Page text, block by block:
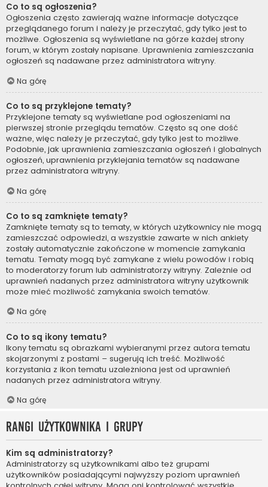
Co to są ogłoszenia?
Ogłoszenia często zawierają ważne informacje dotyczące
przeglądanego forum i należy je przeczytać, gdy tylko jest to
możliwe. Ogłoszenia są wyświetlane na górze każdej strony
forum, w którym zostały napisane. Uprawnienia zamieszczania
ogłoszeń są nadawane przez administratora witryny.
Na górę
Co to są przyklejone tematy?
Przyklejone tematy są wyświetlane pod ogłoszeniami na
pierwszej stronie przeglądu tematów. Często są one dość
ważne, więc należy je przeczytać, gdy tylko jest to możliwe.
Podobnie, jak uprawnienia zamieszczania ogłoszeń i globalnych
ogłoszeń, uprawnienia przyklejania tematów są nadawane
przez administratora witryny.
Na górę
Co to są zamknięte tematy?
Zamknięte tematy są to tematy, w których użytkownicy nie mogą
zamieszczać odpowiedzi, a wszystkie zawarte w nich ankiety
zostały automatycznie zakończone w momencie zamykania
tematu. Tematy mogą być zamykane z wielu powodów i robią
to moderatorzy forum lub administratorzy witryny. Zależnie od
uprawnień nadanych przez administratora witryny użytkownik
może mieć możliwość zamykania swoich tematów.
Na górę
Co to są ikony tematu?
Ikony tematu są obrazkami wybieranymi przez autora tematu
skojarzonymi z postami – sugerują ich treść. Możliwość
korzystania z ikon tematu uzależniona jest od uprawnień
nadanych przez administratora witryny.
Na górę
Rangi użytkownika i grupy
Kim są administratorzy?
Administratorzy są użytkownikami albo też grupami
użytkowników posiadającymi najwyższy poziom uprawnień